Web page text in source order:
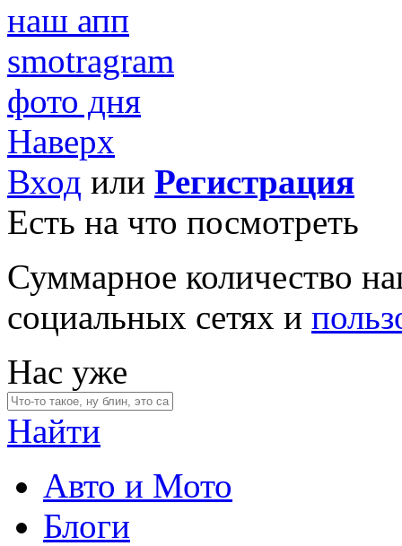
наш апп
smotragram
фото дня
Наверх
Вход или Регистрация
Есть на что посмотреть
Суммарное количество
социальных сетях и
Нас уже
Найти
Авто и Мото
Блоги